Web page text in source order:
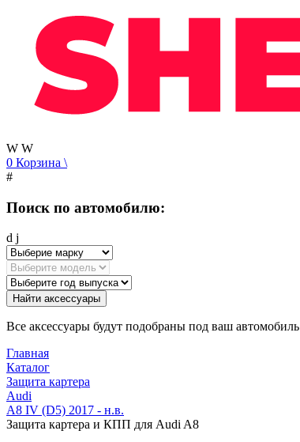
W W
0 Корзина \
#
Поиск по автомобилю:
d j
Найти аксессуары
Все аксессуары будут подобраны под ваш автомобиль
Главная
Каталог
Защита картера
Audi
A8 IV (D5) 2017 - н.в.
Защита картера и КПП для Аudi A8